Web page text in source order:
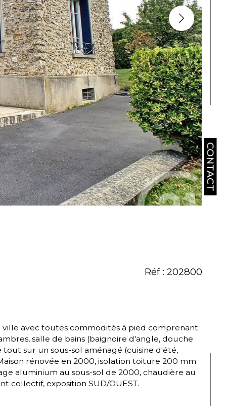
CONTACT
Réf : 202800
salle de bains (baignoire d'angle, douche
sur un sous-sol aménagé (cuisine d'été,
rénovée en 2000, isolation toiture 200 mm
aluminium au sous-sol de 2000, chaudière au
collectif, exposition SUD/OUEST.